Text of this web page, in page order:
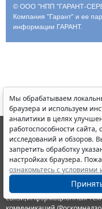
© ООО "НПП "ГАРАНТ-
Компания "Гарант" и ее
информации ГАРАНТ.
Мы обрабатываем
браузера и используем
аналитики в целях
работоспособности сайта,
исследований и обзоров.
запретить обработку
настройках браузера.
ознакомьтесь с условиями
© ООО "НПП "ГАРАНТ-
выпускается с 1990 года.
являются участниками
информации ГАРАНТ.
Портал ГАРАНТ.РУ
издания Федеральной
связи,информационных